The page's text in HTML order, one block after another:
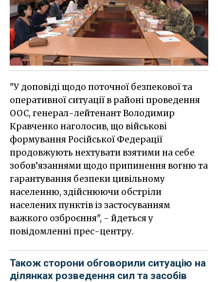
"У доповіді щодо поточної безпекової та
оперативної ситуації в районі проведення
ООС, генерал-лейтенант Володимир
Кравченко наголосив, що військові
формування Російської Федерації
продовжують нехтувати взятими на себе
зобов’язаннями щодо припинення вогню та
гарантування безпеки цивільному
населенню, здійснюючи обстріли
населених пунктів із застосуванням
важкого озброєння", - йдеться у
повідомленні прес-центру.
Також сторони обговорили ситуацію на
ділянках розведення сил та засобів